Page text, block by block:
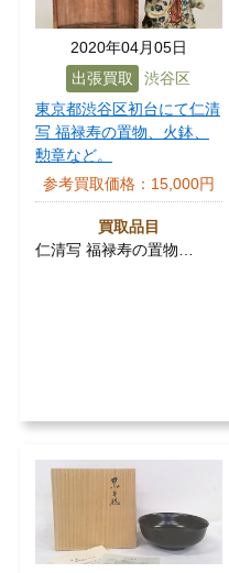
2020年04月05日
出張買取
渋谷区
東京都渋谷区初台にて仁清
写 福禄寿の置物、火鉢、
勲章など。
参考買取価格： 15,000円
買取品目
仁清写 福禄寿の置物…